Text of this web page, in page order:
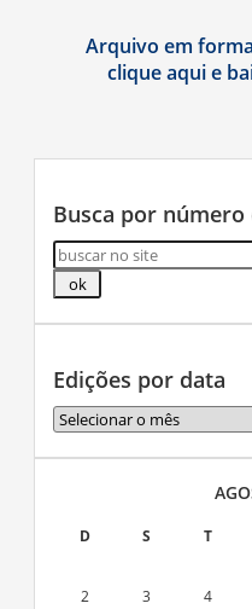
Arquivo em
clique aqui e
Busca por número
Edições por data
Edições
por
data
D S T
2
3 4